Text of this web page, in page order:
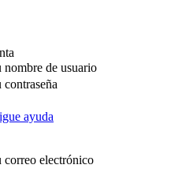
nombre de usuario
contraseña
ayuda
correo electrónico